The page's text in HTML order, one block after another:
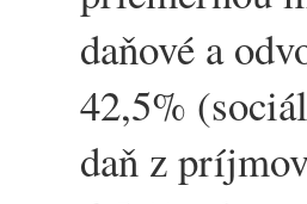
daňové a
42,5%
daň z